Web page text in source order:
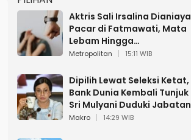
Aktris Sali Irsalina Dianiaya
Pacar di Fatmawati, Mata
Lebam Hingga
Diselamatkan Polantas
Metropolitan 15:11 WIB
Dipilih Lewat Seleksi Ketat,
Bank Dunia Kembali Tunjuk
Sri Mulyani Duduki Jabatan
Strategis
Makro 14:29 WIB